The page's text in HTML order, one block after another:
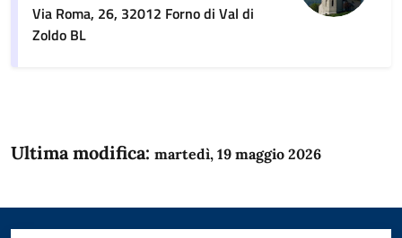
Via Roma, 26, 32012 Forno di Val di
Zoldo BL
Ultima modifica: martedì, 19 maggio 2026